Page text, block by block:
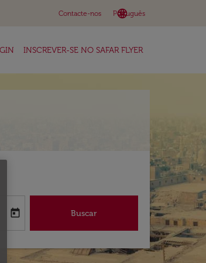
Contacte-nos language
Português
keyboard_arrow_down
INSCREVER-SE NO SAFAR FLYER
aria-label
today Buscar